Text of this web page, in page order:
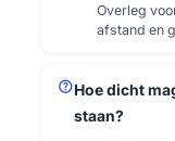
Overleg
afstand en
helpHoe dicht
staan?